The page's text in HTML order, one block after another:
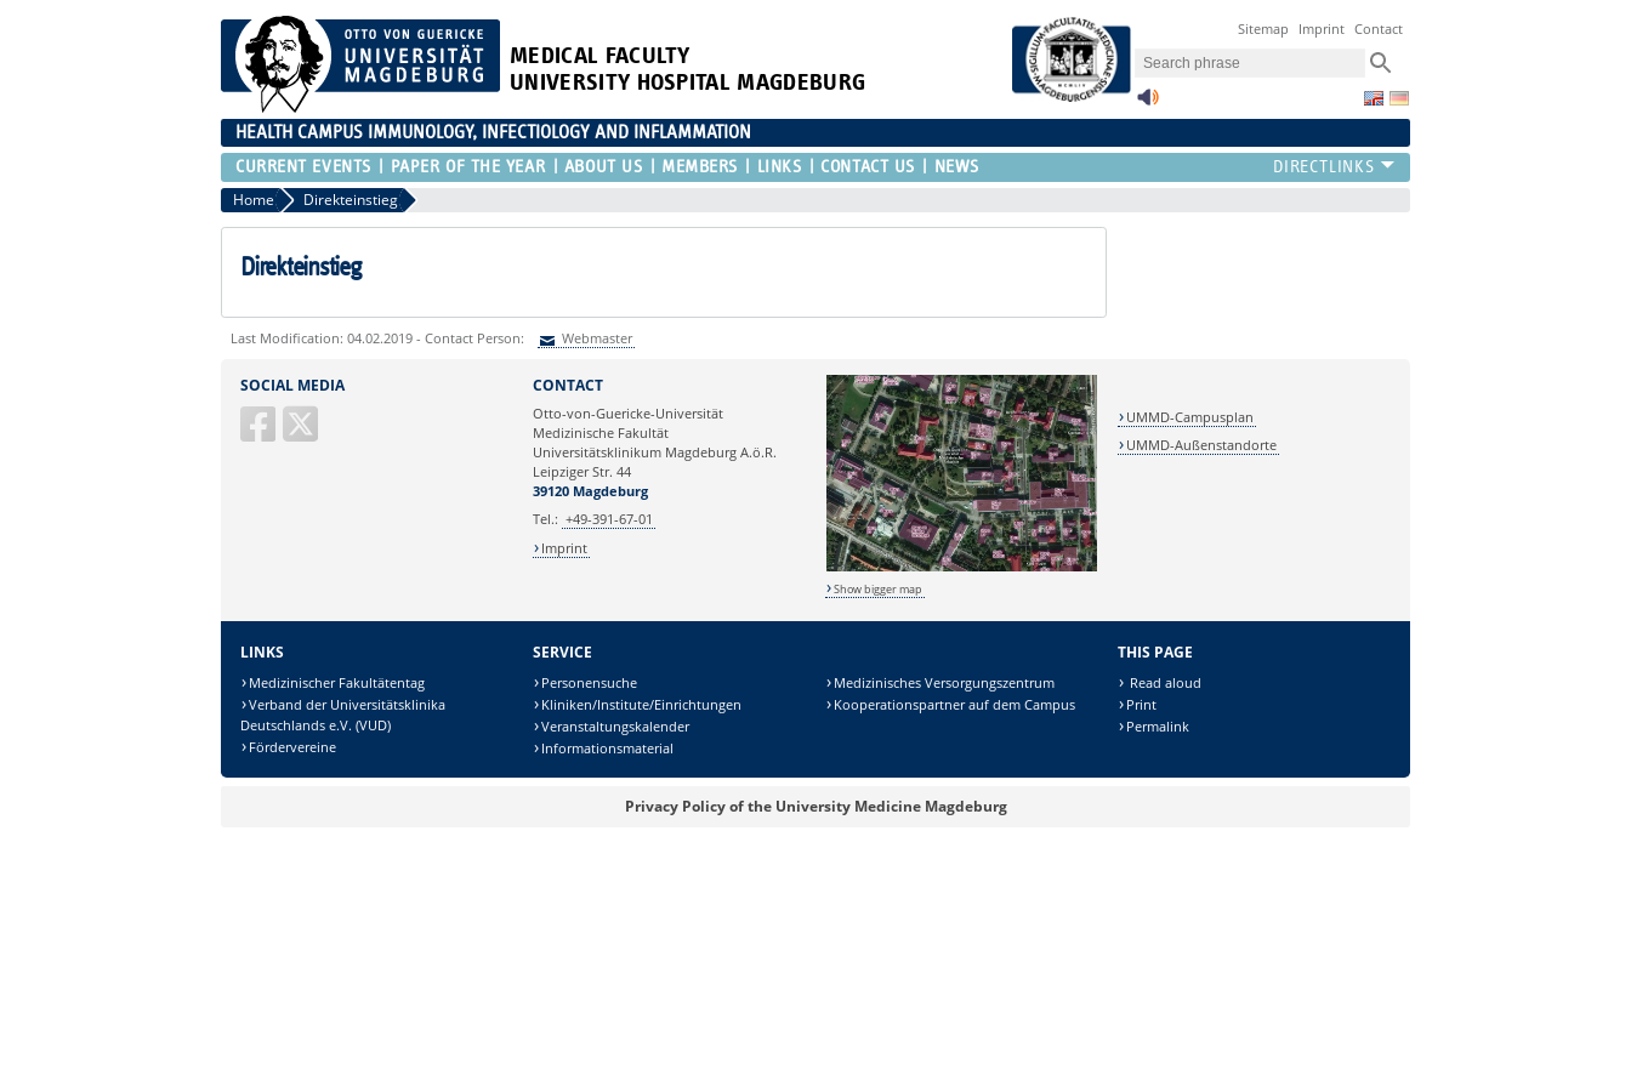
MEDICAL FACULTY
UNIVERSITY HOSPITAL MAGDEBURG
Sitemap Imprint Contact
HEALTH CAMPUS IMMUNOLOGY, INFECTIOLOGY AND INFLAMMATION
CURRENT EVENTS PAPER OF THE YEAR ABOUT US MEMBERS LINKS CONTACT US NEWS
Home Direkteinstieg
Direkteinstieg
Last Modification: 04.02.2019 - Contact Person: Webmaster
Ihre E-Mailadresse:
Sicherheitsabfrage:
SOCIAL MEDIA CONTACT
Otto-von-Guericke-Universität
Medizinische Fakultät
Universitätsklinikum Magdeburg A.ö.R.
Leipziger Str. 44
39120 Magdeburg
Tel.: +49-391-67-01
Imprint
Show bigger map
UMMD-Campusplan
UMMD-Außenstandorte
LINKS
Medizinischer Fakultätentag
Verband der Universitätsklinika
Deutschlands e.V. (VUD)
Fördervereine
SERVICE
Personensuche
Kliniken/Institute/Einrichtungen
Veranstaltungskalender
Informationsmaterial
Medizinisches Versorgungszentrum
Kooperationspartner auf dem Campus
THIS PAGE
Read aloud
Print
Permalink
Privacy Policy of the University Medicine Magdeburg